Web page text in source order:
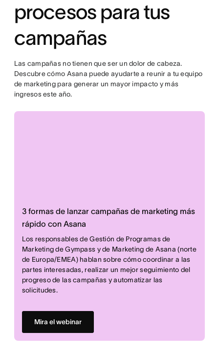
procesos para tus
campañas
Las campañas no tienen que ser un dolor de cabeza.
Descubre cómo Asana puede ayudarte a reunir a tu equipo
de marketing para generar un mayor impacto y más
ingresos este año.
3 formas de lanzar campañas de marketing más
rápido con Asana
Los responsables de Gestión de Programas de
Marketing de Gympass y de Marketing de Asana (norte
de Europa/EMEA) hablan sobre cómo coordinar a las
partes interesadas, realizar un mejor seguimiento del
progreso de las campañas y automatizar las
solicitudes.
Mira el webinar